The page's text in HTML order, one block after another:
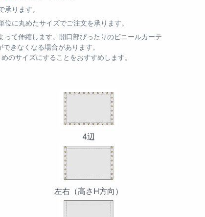
承ります。
に丸めたサイズでご注文を承ります。
って伸縮します。開口部ぴったりのビニールカーテ
きなくなる場合があります。
のサイズにすることをおすすめします。
4辺
4
左右（高さH方向）
左
H
ハ